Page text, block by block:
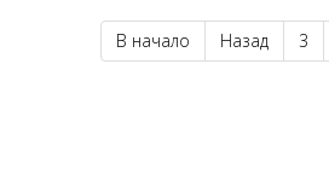
В начало Назад 3